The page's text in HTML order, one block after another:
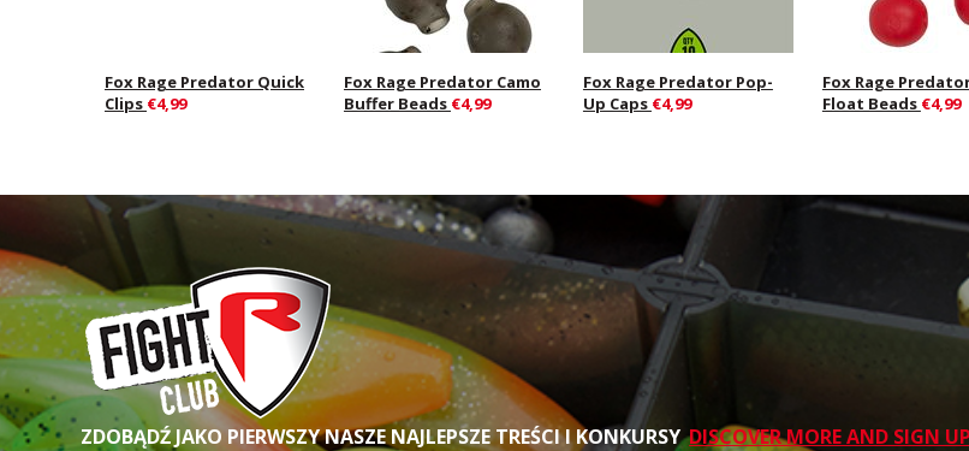
Fox Rage Predator Quick
Clips €4,99
Fox Rage Predator Camo
Buffer Beads €4,99
Fox Rage Predator Pop-
Up Caps €4,99
Fox Rage
Float Beads €4,99
ZDOBĄDŹ JAKO PIERWSZY NASZE NAJLEPSZE TREŚCI I KONKURSYDISCOVER MORE AND SIGN